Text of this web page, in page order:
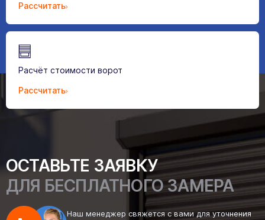
Рассчитать
Расчёт стоимости ворот
Рассчитать
ОСТАВЬТЕ ЗАЯВКУ
ДЛЯ БЕСПЛАТНОГО ЗАМЕРА
Наш менеджер свяжется с вами для уточнения